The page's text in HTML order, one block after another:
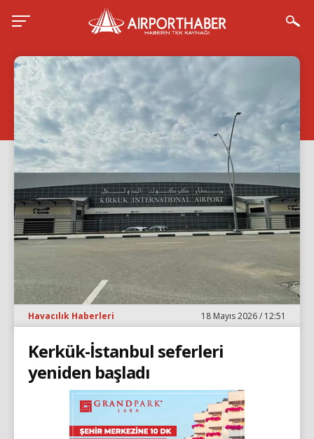
Havacılık Haberleri 18 Mayıs 2026 / 12:51
Kerkük-İstanbul seferleri
yeniden başladı